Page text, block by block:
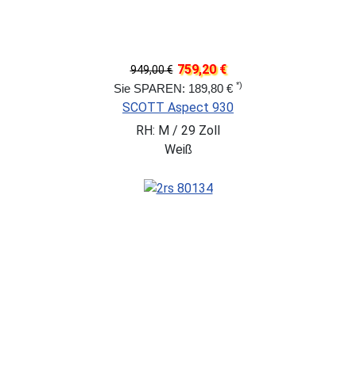
949,00 € 759,20 €
Sie SPAREN: 189,80 € *)
SCOTT Aspect 930
RH: M / 29 Zoll
Weiß